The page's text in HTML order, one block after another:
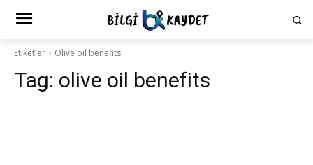
Etiketler Olive oil benefits
Tag: olive oil benefits